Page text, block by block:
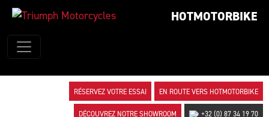
HOTMOTORBIKE
RÉSERVEZ VOTRE ESSAI EN ROUTE VERS HOTMOTORBIKE
DÉCOUVREZ NOTRE SHOWROOM +32 (0) 87 34 19 70